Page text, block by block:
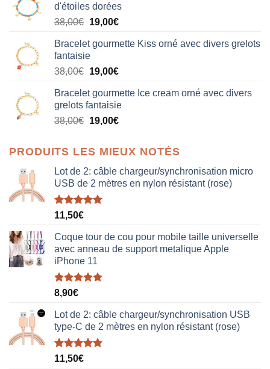
d'étoiles dorées
38,00€ Le
initial
était :
38,00€.
19,00€Le
actuel
19,00€.
Bracelet gourmette Kiss orné avec divers grelots
fantaisie
38,00€ Le
initial
était :
38,00€.
19,00€Le
actuel
est :
19,00€.
Bracelet gourmette Ice cream orné avec divers
grelots fantaisie
38,00€ Le
était :
38,00€.
19,00€Le
est :
19,00€.
PRODUITS LES MIEUX NOTÉS
Lot de 2: câble chargeur/synchronisation micro
USB de 2 mètres en nylon résistant (rose)
Note5.00
11,50€
Coque tour de cou pour mobile taille universelle
avec anneau de support metalique Apple
iPhone 11
Note5.00
8,90€
Lot de 2: câble chargeur/synchronisation USB
type-C de 2 mètres en nylon résistant (rose)
Note5.00
11,50€